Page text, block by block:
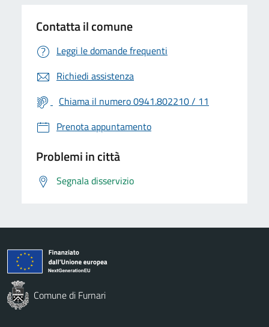
Contatta il comune
Leggi le domande frequenti
Richiedi assistenza
Chiama il numero 0941.802210 / 11
Prenota appuntamento
Problemi in città
Segnala disservizio
Comune di Furnari